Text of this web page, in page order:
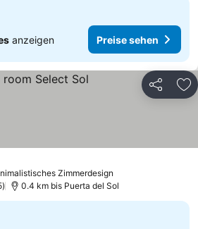
anzeigen Preise sehen
Teilen
Zimmerdesign
sehen
0.4 km bis Puerta del Sol